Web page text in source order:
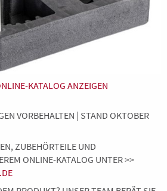
KATALOG ANZEIGEN
VORBEHALTEN | STAND OKTOBER
ZUBEHÖRTEILE UND
ONLINE-KATALOG UNTER >>